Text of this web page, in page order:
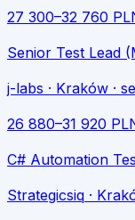
27 300–32 760
Senior Test Lead
j-labs · Kraków ·
26 880–31 920
C# Automation
Strategicsiq ·